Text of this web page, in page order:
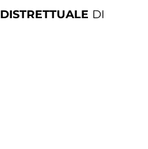
DISTRETTUALE DI